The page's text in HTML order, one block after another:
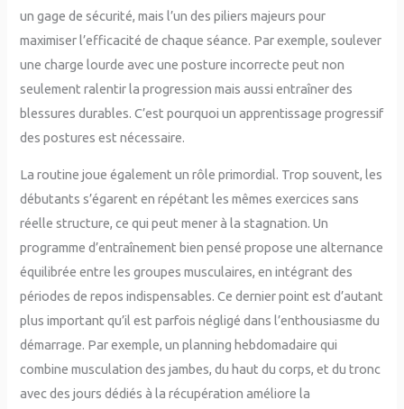
un gage de sécurité, mais l’un des piliers majeurs pour
maximiser l’efficacité de chaque séance. Par exemple, soulever
une charge lourde avec une posture incorrecte peut non
seulement ralentir la progression mais aussi entraîner des
blessures durables. C’est pourquoi un apprentissage progressif
des postures est nécessaire.
La routine joue également un rôle primordial. Trop souvent, les
débutants s’égarent en répétant les mêmes exercices sans
réelle structure, ce qui peut mener à la stagnation. Un
programme d’entraînement bien pensé propose une alternance
équilibrée entre les groupes musculaires, en intégrant des
périodes de repos indispensables. Ce dernier point est d’autant
plus important qu’il est parfois négligé dans l’enthousiasme du
démarrage. Par exemple, un planning hebdomadaire qui
combine musculation des jambes, du haut du corps, et du tronc
avec des jours dédiés à la récupération améliore la